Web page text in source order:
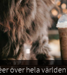
över hela världen